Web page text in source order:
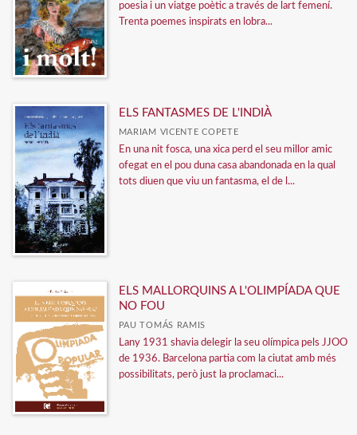
poesia i un viatge poètic a través de lart femení.
Trenta poemes inspirats en lobra...
ELS FANTASMES DE L'INDIÀ
MARIAM VICENTE COPETE
En una nit fosca, una xica perd el seu millor amic
ofegat en el pou duna casa abandonada en la qual
tots diuen que viu un fantasma, el de l...
ELS MALLORQUINS A L'OLIMPÍADA QUE
NO FOU
PAU TOMÁS RAMIS
Lany 1931 shavia delegir la seu olímpica pels JJOO
de 1936. Barcelona partia com la ciutat amb més
possibilitats, però just la proclamaci...